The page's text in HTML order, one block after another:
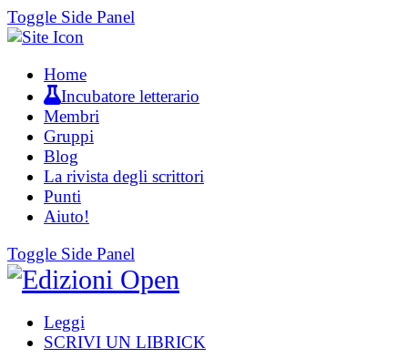
Toggle Side Panel
Home
Incubatore letterario
Membri
Gruppi
Blog
La rivista degli scrittori
Punti
Aiuto!
Toggle Side Panel
Leggi
SCRIVI UN LIBRICK